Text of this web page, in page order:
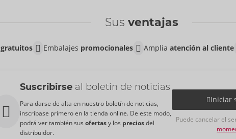
Sus ventajas
gratuitos Embalajes promocionales Amplia atención al cliente
Suscribirse al boletín de noticias
Para darse de alta en nuestro boletín de noticias,
inscríbase primero en la tienda online. De este modo,
podrá ver también sus ofertasy los preciosdel
distribuidor.
Iniciar
Puede cancelar el